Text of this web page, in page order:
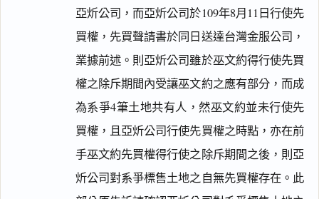
亞炘公司，而亞炘公司於109年8月11日行使先
買權，先買聲請書於同日送達台灣金服公司，
業據前述。則亞炘公司雖於巫文約得行使先買
權之除斥期間內受讓巫文約之應有部分，而成
為系爭4筆土地共有人，然巫文約並未行使先
買權，且亞炘公司行使先買權之時點，亦在前
手巫文約先買權得行使之除斥期間之後，則亞
炘公司對系爭標售土地之自無先買權存在。此